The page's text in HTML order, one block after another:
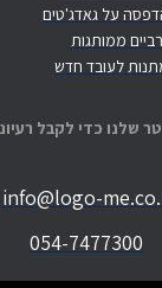
על גאדג'טים
ממותגות
לעובד חדש
שלנו כדי לקבל
info@logo-
054-7477300